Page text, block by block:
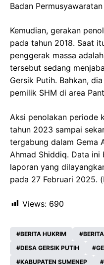
Badan
Kemudian, gerakan
pada tahun 2018. Saat
penggerak massa
tersebut sedang
Gersik Putih. Bahkan,
pemilik SHM di area
Aksi penolakan periode
tahun 2023 sampai
tergabung dalam Gema
Ahmad Shiddiq. Data
laporan yang
pada 27 Februari 2025.
Views: 690
BERITA HUKRIM
DESA GERSIK PUTIH
KABUPATEN SUMENEP